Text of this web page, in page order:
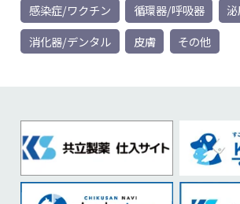
感染症/ワクチン 循環器/呼吸器
消化器/デンタル
皮膚 その他